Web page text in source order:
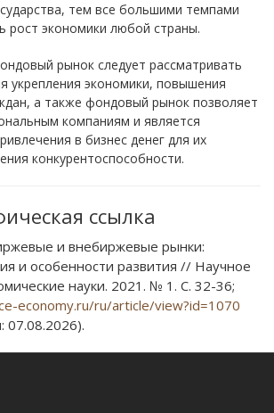
тем все большими темпами
рост экономики любой страны.
рынок следует рассматривать
укрепления экономики, повышения
а также фондовый рынок позволяет
компаниям и является
в бизнес денег для их
конкурентоспособности.
ссылка
и внебиржевые рынки:
и особенности развития // Научное
науки. 2021. № 1. С. 32-36;
economy.ru/ru/article/view?id=1070
07.08.2026).